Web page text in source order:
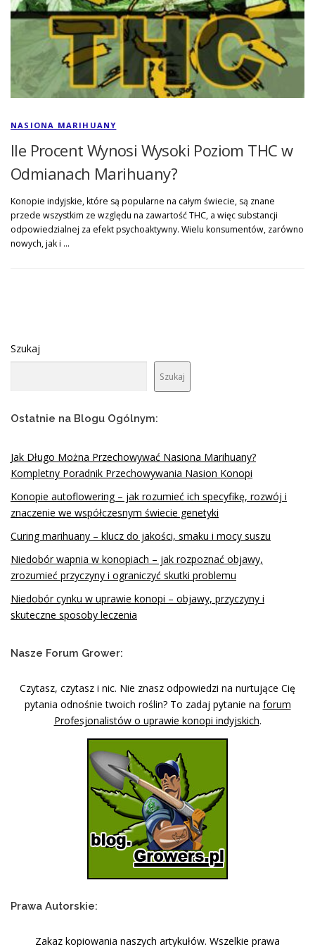
NASIONA MARIHUANY
Ile Procent Wynosi Wysoki Poziom THC w
Odmianach Marihuany?
Konopie indyjskie, które są popularne na całym świecie, są znane
przede wszystkim ze względu na zawartość THC, a więc substancji
odpowiedzialnej za efekt psychoaktywny. Wielu konsumentów, zarówno
nowych, jak i …
Szukaj
Szukaj
Ostatnie na Blogu Ogólnym:
Jak Długo Można Przechowywać Nasiona Marihuany?
Kompletny Poradnik Przechowywania Nasion Konopi
Konopie autoflowering – jak rozumieć ich specyfikę, rozwój i
znaczenie we współczesnym świecie genetyki
Curing marihuany – klucz do jakości, smaku i mocy suszu
Niedobór wapnia w konopiach – jak rozpoznać objawy,
zrozumieć przyczyny i ograniczyć skutki problemu
Niedobór cynku w uprawie konopi – objawy, przyczyny i
skuteczne sposoby leczenia
Nasze Forum Grower:
Czytasz, czytasz i nic. Nie znasz odpowiedzi na nurtujące Cię
pytania odnośnie twoich roślin? To zadaj pytanie na forum
Profesjonalistów o uprawie konopi indyjskich.
Prawa Autorskie:
Zakaz kopiowania naszych artykułów. Wszelkie prawa